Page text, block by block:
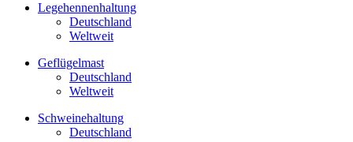
Legehennenhaltung
Deutschland
Weltweit
Geflügelmast
Deutschland
Weltweit
Schweinehaltung
Deutschland